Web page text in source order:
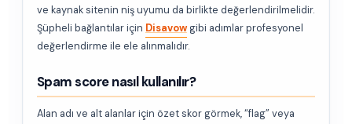
ve kaynak sitenin niş uyumu da birlikte değerlendirilmelidir.
Şüpheli bağlantılar için Disavowgibi adımlar profesyonel
değerlendirme ile ele alınmalıdır.
Spam score nasıl kullanılır?
Alan adı ve alt alanlar için özet skor görmek, “flag” veya